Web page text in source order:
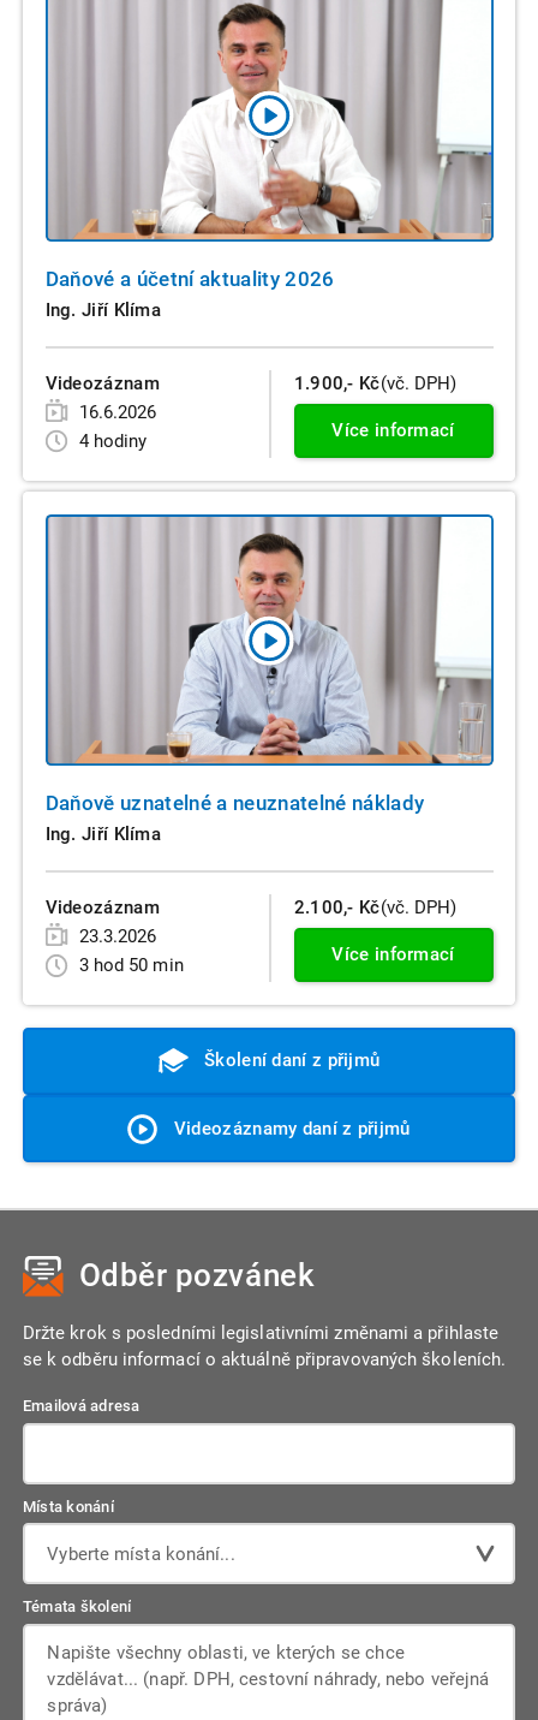
Daňové a účetní aktuality 2026
Ing. Jiří Klíma
Videozáznam
16.6.2026
4 hodiny
1.900,- Kč(vč. DPH)
Více informací
Daňově uznatelné a neuznatelné náklady
Ing. Jiří Klíma
Videozáznam
23.3.2026
3 hod 50 min
2.100,- Kč(vč. DPH)
Více informací
Školení daní z přijmů
Videozáznamy daní z přijmů
Odběr pozvánek
Držte krok s posledními legislativními změnami a přihlaste
se k odběru informací o aktuálně připravovaných školeních.
Emailová adresa
Místa konání
Vyberte místa konání...
Témata školení